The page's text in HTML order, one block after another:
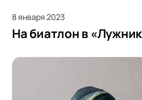
8 января 2023
На биатлон в